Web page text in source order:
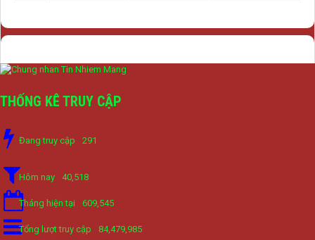
THỐNG KÊ TRUY CẬP
Đang truy cập 291
Hôm nay 40,518
Tháng hiện tại 609,545
Tổng lượt truy cập 84,479,985